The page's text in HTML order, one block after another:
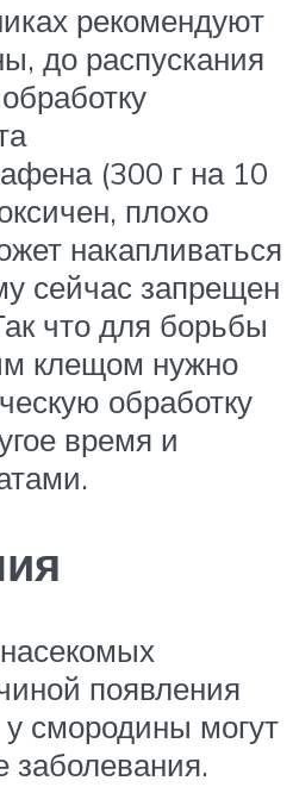
рекомендуют
до распускания
(300 г на 10
плохо
накапливаться
сейчас запрещен
что для борьбы
клещом нужно
обработку
время и
появления
смородины могут
заболевания.